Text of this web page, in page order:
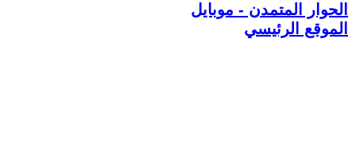
الحوار المتمدن - موبايل
الموقع الرئيسي